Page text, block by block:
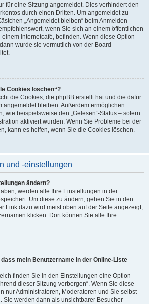
für eine Sitzung angemeldet. Dies verhindert den
durch einen Dritten. Um angemeldet zu
„Angemeldet bleiben“ beim Anmelden
wenn Sie sich an einem öffentlichen
Internetcafé, befinden. Wenn diese Option
wurde sie vermutlich von der Board-
Cookies löschen“?
die Cookies, die phpBB erstellt hat und die dafür
angemeldet bleiben. Außerdem ermöglichen
wie beispielsweise den „Gelesen“-Status – sofern
aktiviert wurden. Wenn Sie Probleme bei der
kann es helfen, wenn Sie die Cookies löschen.
und -einstellungen
ändern?
werden alle Ihre Einstellungen in der
Um diese zu ändern, gehen Sie in den
Link dazu wird meist oben auf der Seite angezeigt,
klicken. Dort können Sie alle Ihre
mein Benutzername in der Online-Liste
finden Sie in den Einstellungen eine Option
dieser Sitzung verbergen“. Wenn Sie diese
nur Administratoren, Moderatoren und Sie selbst
Sie werden dann als unsichtbarer Besucher